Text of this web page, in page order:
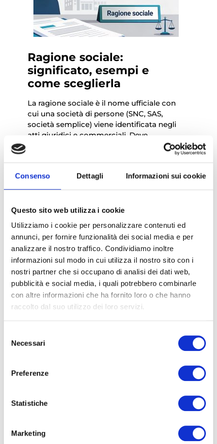
Consenso Dettagli Informazioni sui cookie
Questo sito web utilizza i cookie
Utilizziamo i cookie per personalizzare contenuti ed
annunci, per fornire funzionalità dei social media e per
analizzare il nostro traffico. Condividiamo inoltre
informazioni sul modo in cui utilizza il nostro sito con i
nostri partner che si occupano di analisi dei dati web,
pubblicità e social media, i quali potrebbero combinarle
con altre informazioni che ha fornito loro o che hanno
raccolto dal suo utilizzo dei loro servizi.
delNecessari
Preferenze
Statistiche
Marketing
Ragione sociale:
significato, esempi e
come sceglierla
La ragione sociale è il nome ufficiale con
cui una società di persone (SNC, SAS,
società semplice) viene identificata negli
atti giuridici e commerciali. Deve
La tassazione della
Società Semplice: tutti i
La società semplice viene spesso scelta
struttura “snella” e, soprattutto, perché
paga…